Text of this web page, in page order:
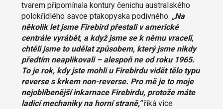
tvarem připomínala kontury čenichu australského
polokřídlého savce ptakopyska podivného. „Na
několik let jsme Firebird přestali v americké
centrále vyrábět, a když jsme se k němu vraceli,
chtěli jsme to udělat způsobem, který jsme nikdy
předtím neaplikovali – alespoň ne od roku 1965.
To je rok, kdy jste mohli u Firebirdu vidět tělo typu
reverse s krkem non-reverse. Pro mě je to moje
nejoblíbenější inkarnace Firebirdu, protože máte
ladicí mechaniky na horní straně,“říká vice